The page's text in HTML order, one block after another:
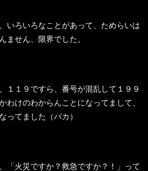
いろいろなことがあって、ためらいは
ません、限界でした。
１１９ですら、番号が混乱して１９９
わけのわからんことになってまして、
ってました（バカ）
「火災ですか？救急ですか？！」って